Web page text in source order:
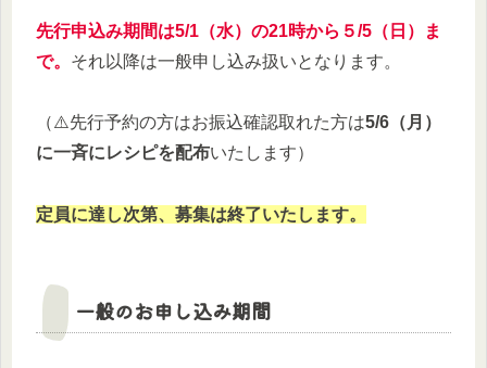
先行申込み期間は5/1（水）の21時から５/5（日）ま
で。 それ以降は一般申し込み扱いとなります。
（⚠️先行予約の方はお振込確認取れた方は5/6（月）
に一斉にレシピを配布いたします）
定員に達し次第、募集は終了いたします。
一般のお申し込み期間